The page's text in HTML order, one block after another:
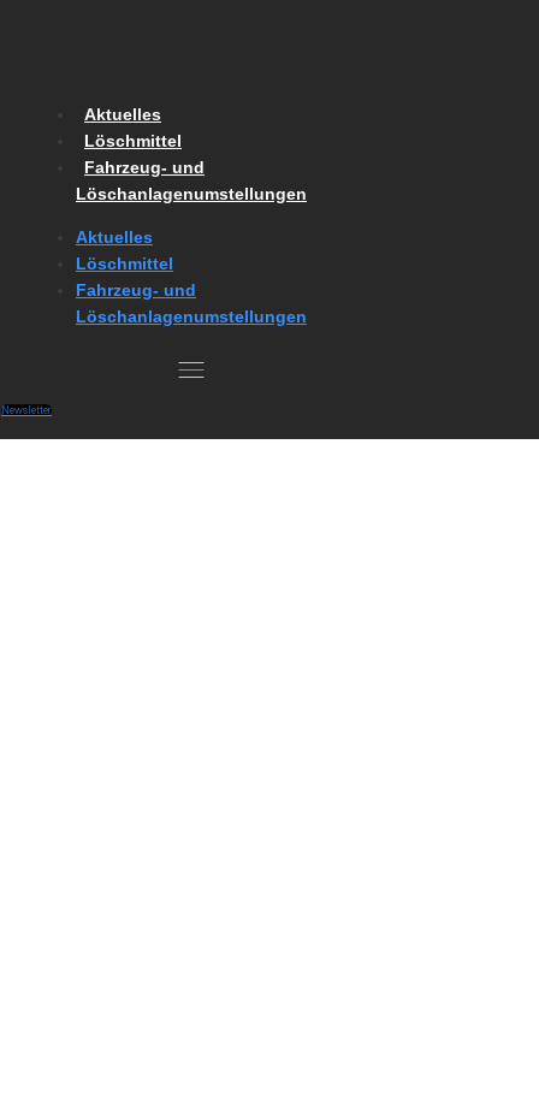
Aktuelles
Löschmittel
Fahrzeug- und
Löschanlagenumstellungen
Aktuelles
Löschmittel
Fahrzeug- und
Löschanlagenumstellungen
Newsletter